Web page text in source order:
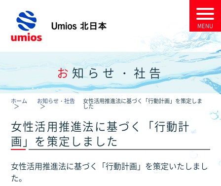
お知らせ・社告
ホーム お知らせ・社告 女性活用推進法に基づく「行動計画」を策定しま
した
女性活用推進法に基づく「行動計
画」を策定しました
女性活用推進法に基づく「行動計画」を策定いたしまし
た。